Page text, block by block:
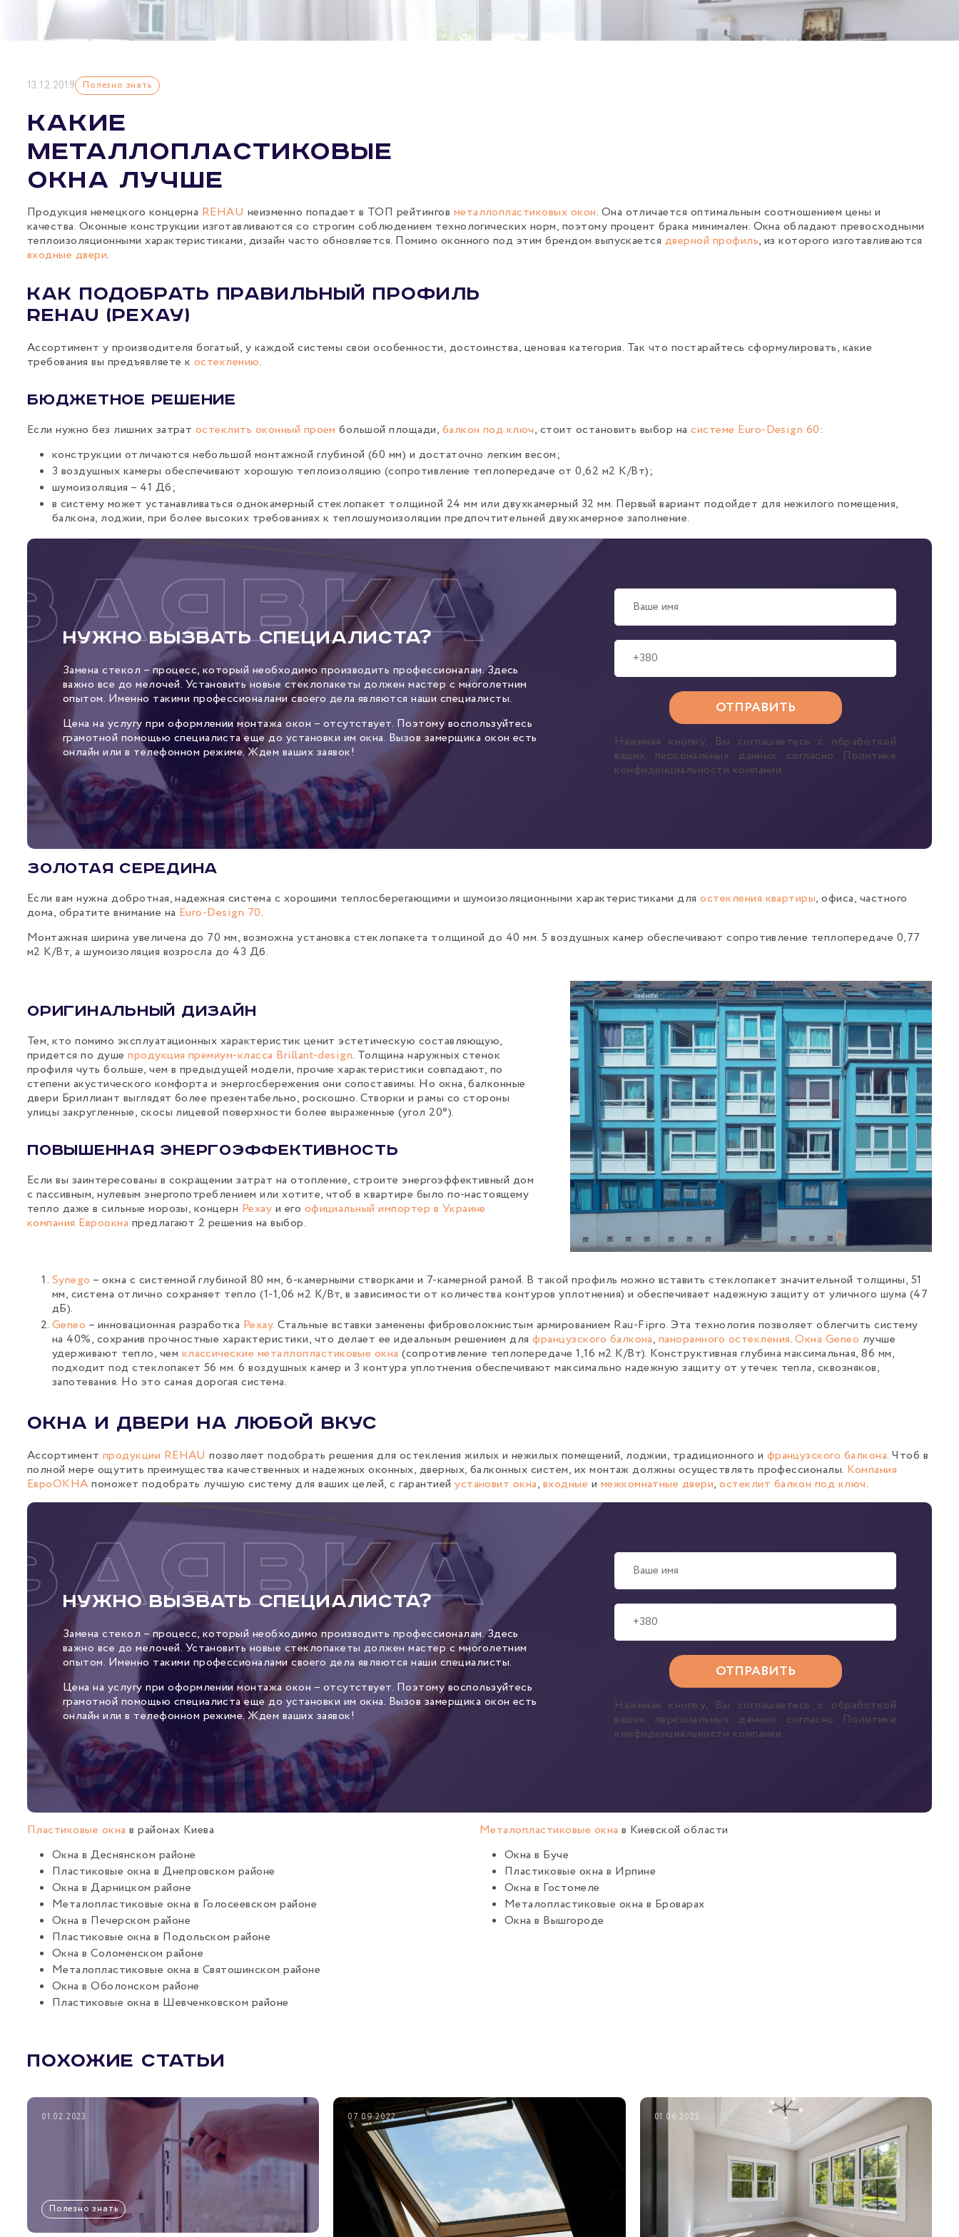
13.12.2019 Полезно знать
Какие
металлопластиковые
окна лучше
Продукция немецкого концерна REHAU неизменно попадает в ТОП рейтингов металлопластиковых окон. Она отличается оптимальным соотношением цены и
качества. Оконные конструкции изготавливаются со строгим соблюдением технологических норм, поэтому процент брака минимален. Окна обладают превосходными
теплоизоляционными характеристиками, дизайн часто обновляется. Помимо оконного под этим брендом выпускается дверной профиль, из которого изготавливаются
входные двери.
Как подобрать правильный профиль
REHAU (Рехау)
Ассортимент у производителя богатый, у каждой системы свои особенности, достоинства, ценовая категория. Так что постарайтесь сформулировать, какие
требования вы предъявляете к остеклению.
Бюджетное решение
Если нужно без лишних затрат остеклить оконный проем большой площади, балкон под ключ, стоит остановить выбор насистеме Euro-Design 60:
конструкции отличаются небольшой монтажной глубиной (60 мм) и достаточно легким весом;
3 воздушных камеры обеспечивают хорошую теплоизоляцию (сопротивление теплопередаче от 0,62 м2 К/Вт);
шумоизоляция – 41 Дб;
в систему может устанавливаться однокамерный стеклопакет толщиной 24 мм или двухкамерный 32 мм. Первый вариант подойдет для нежилого помещения,
балкона, лоджии, при более высоких требованиях к теплошумоизоляции предпочтительней двухкамерное заполнение.
Нужно вызвать специалиста?
Замена стекол – процесс, который необходимо производить профессионалам. Здесь
важно все до мелочей. Установить новые стеклопакеты должен мастер с многолетним
опытом. Именно такими профессионалами своего дела являются наши специалисты.
Цена на услугу при оформлении монтажа окон – отсутствует. Поэтому воспользуйтесь
грамотной помощью специалиста еще до установки им окна. Вызов замерщика окон есть
онлайн или в телефонном режиме. Ждем ваших заявок!
Нажимая кнопку, Вы соглашаетесь с обработкой
ваших персональных данных согласно Политике
конфиденциальности компании
Золотая середина
Если вам нужна добротная, надежная система с хорошими теплосберегающими и шумоизоляционными характеристиками дляостекления квартиры, офиса, частного
дома, обратите внимание на Euro-Design 70.
Монтажная ширина увеличена до 70 мм, возможна установка стеклопакета толщиной до 40 мм. 5 воздушных камер обеспечивают сопротивление теплопередаче 0,77
м2 К/Вт, а шумоизоляция возросла до 43 Дб.
Оригинальный дизайн
Тем, кто помимо эксплуатационных характеристик ценит эстетическую составляющую,
придется по душепродукция премиум-класса Brillant-design. Толщина наружных стенок
профиля чуть больше, чем в предыдущей модели, прочие характеристики совпадают, по
степени акустического комфорта и энергосбережения они сопоставимы. Но окна, балконные
двери Бриллиант выглядят более презентабельно, роскошно. Створки и рамы со стороны
улицы закругленные, скосы лицевой поверхности более выраженные (угол 20°).
Повышенная энергоэффективность
Если вы заинтересованы в сокращении затрат на отопление, строите энергоэффективный дом
с пассивным, нулевым энергопотреблением или хотите, чтоб в квартире было по-настоящему
тепло даже в сильные морозы, концерн Рехау и его официальный импортер в Украине
компания Евроокна предлагают 2 решения на выбор.
Synego – окна с системной глубиной 80 мм, 6-камерными створками и 7-камерной рамой. В такой профиль можно вставить стеклопакет значительной толщины, 51
мм, система отлично сохраняет тепло (1-1,06 м2 К/Вт, в зависимости от количества контуров уплотнения) и обеспечивает надежную защиту от уличного шума (47
дБ).
Geneo – инновационная разработка Рехау. Стальные вставки заменены фиброволокнистым армированием Rau-Fipro. Эта технология позволяет облегчить систему
на 40%, сохранив прочностные характеристики, что делает ее идеальным решением дляфранцузского балкона, панорамного остекления.Окна Geneo лучше
удерживают тепло, чем классические металлопластиковые окна (сопротивление теплопередаче 1,16 м2 К/Вт). Конструктивная глубина максимальная, 86 мм,
подходит под стеклопакет 56 мм. 6 воздушных камер и 3 контура уплотнения обеспечивают максимально надежную защиту от утечек тепла, сквозняков,
запотевания. Но это самая дорогая система.
Окна и двери на любой вкус
Ассортимент продукции REHAU позволяет подобрать решения для остекления жилых и нежилых помещений, лоджии, традиционного и французского балкона. Чтоб в
полной мере ощутить преимущества качественных и надежных оконных, дверных, балконных систем, их монтаж должны осуществлять профессионалы. Компания
ЕвроОКНА поможет подобрать лучшую систему для ваших целей, с гарантиейустановит окна, входные и межкомнатные двери,остеклит балкон под ключ.
Нужно вызвать специалиста?
Замена стекол – процесс, который необходимо производить профессионалам. Здесь
важно все до мелочей. Установить новые стеклопакеты должен мастер с многолетним
опытом. Именно такими профессионалами своего дела являются наши специалисты.
Цена на услугу при оформлении монтажа окон – отсутствует. Поэтому воспользуйтесь
грамотной помощью специалиста еще до установки им окна. Вызов замерщика окон есть
онлайн или в телефонном режиме. Ждем ваших заявок!
Нажимая кнопку, Вы соглашаетесь с обработкой
ваших персональных данных согласно Политике
конфиденциальности компании
Пластиковые окна в районах Киева
Окна в Деснянском районе
Пластиковые окна в Днепровском районе
Окна в Дарницком районе
Металопластиковые окна в Голосеевском районе
Окна в Печерском районе
Пластиковые окна в Подольском районе
Окна в Соломенском районе
Металопластиковые окна в Святошинском районе
Окна в Оболонском районе
Пластиковые окна в Шевченковском районе
Металопластиковые окна в Киевской области
Окна в Буче
Пластиковые окна в Ирпине
Окна в Гостомеле
Металопластиковые окна в Броварах
Окна в Вышгороде
ПОХОЖИЕ СТАТЬИ
Полезно знать
01.02.2023 07.09.2022 01.06.2022